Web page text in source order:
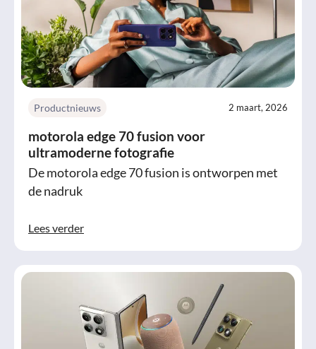
Productnieuws 2 maart, 2026
motorola edge 70 fusion voor
ultramoderne fotografie
De motorola edge 70 fusion is ontworpen met
de nadruk
Lees verder